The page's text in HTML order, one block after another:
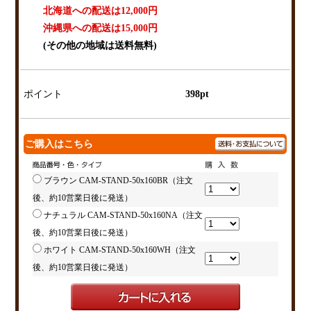
北海道への配送は12,000円
沖縄県への配送は15,000円
(その他の地域は送料無料)
ポイント 398pt
ご購入はこちら
ブラウン CAM-STAND-50x160BR（注文
後、約10営業日後に発送）
ナチュラル CAM-STAND-50x160NA（注文
後、約10営業日後に発送）
ホワイト CAM-STAND-50x160WH（注文
後、約10営業日後に発送）